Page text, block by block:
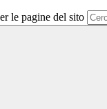
le pagine del sito